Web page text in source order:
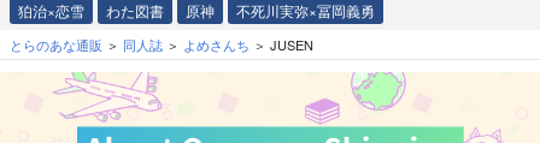
狛治×恋雪 わた図書 原神 不死川実弥×冨岡義勇
とらのあな通販 同人誌 よめさんち JUSEN